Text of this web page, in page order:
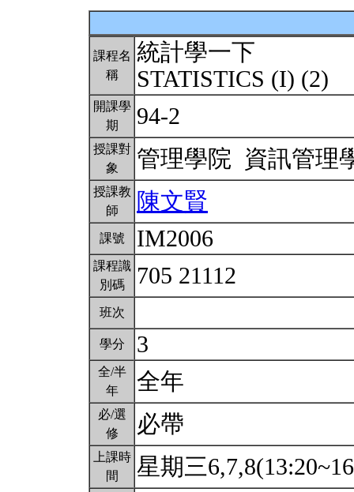
課程名
稱
統計學一下
STATISTICS (I) (2)
開課學
期
94-2
授課對
象
管理學院 資訊管
授課教
師
陳文賢
課號 IM2006
課程識
別碼
705 21112
班次
學分 3
全/半
年
全年
必/選
修
必帶
上課時
間
星期三